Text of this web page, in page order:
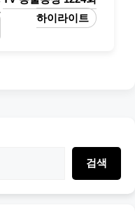
하이라이트
검색